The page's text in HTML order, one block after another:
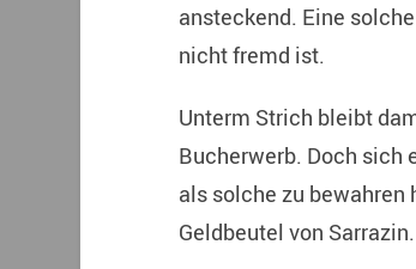
ansteckend. Eine
nicht fremd ist.
Unterm Strich bleibt
Bucherwerb. Doch sich
als solche zu bewahren
Geldbeutel von Sarrazin.